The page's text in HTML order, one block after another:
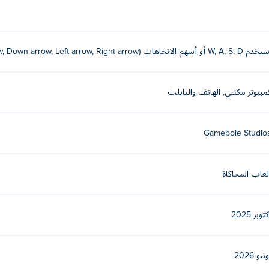
استخدم W, A, S, D أو أسهم الاتجاهات (Up arrow, Down arrow, Left arrow, Right arrow) للتحرك.
مكتبي, الهاتف والتابلت
Gamebole
ألعاب المحاكاة
أكتوبر 2025
2026